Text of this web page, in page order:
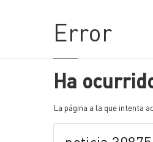
Error
Ha
La página a la que intenta